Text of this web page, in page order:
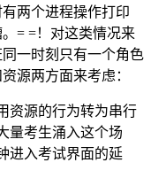
两个进程操作打印
= =！对这类情况来
一时刻只有一个角色
源两方面来考虑：
资源的行为转为串行
量考生涌入这个场
进入考试界面的延